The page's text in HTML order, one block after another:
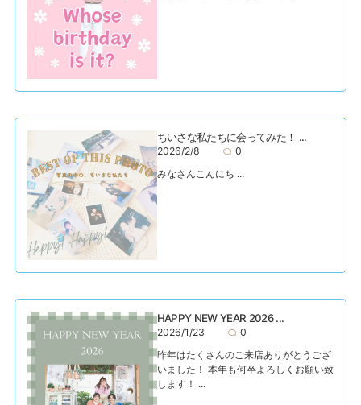
ちいさな私たちに会ってみた！ ...
2026/2/8
0
みなさんこんにち ...
HAPPY NEW YEAR 2026 ...
2026/1/23
0
昨年はたくさんのご来店ありがとうござ
いました！ 本年も何卒よろしくお願い致
します！ ...